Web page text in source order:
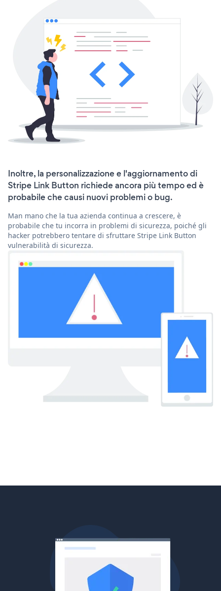
Inoltre, la personalizzazione e l'aggiornamento di
Stripe Link Button richiede ancora più tempo ed è
probabile che causi nuovi problemi o bug.
Man mano che la tua azienda continua a crescere, è
probabile che tu incorra in problemi di sicurezza, poiché gli
hacker potrebbero tentare di sfruttare Stripe Link Button
vulnerabilità di sicurezza.